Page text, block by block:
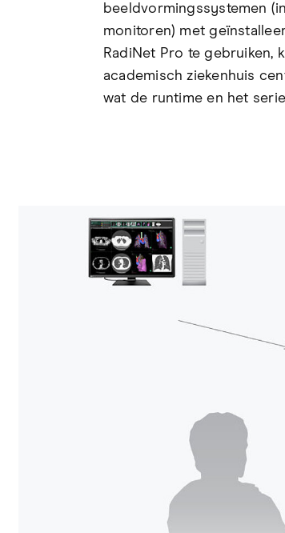
beeldvormingssystemen
monitoren) met
RadiNet Pro te gebruiken,
academisch ziekenhuis
wat de runtime en het